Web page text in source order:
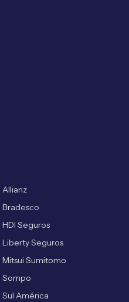
Allianz
Bradesco
HDI Seguros
Liberty Seguros
Mitsui Sumitomo
Sompo
Sul América